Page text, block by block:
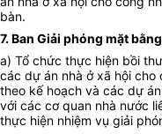
bàn.
7. Ban Giải phóng mặt
a) Tổ chức thực hiện bồi
các dự án nhà ở xã hội
theo kế hoạch và các dự
với các cơ quan nhà nước
thực hiện nhiệm vụ giải